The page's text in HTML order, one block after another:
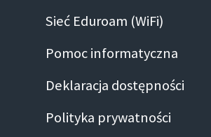
Sieć Eduroam (WiFi)
Pomoc informatyczna
Deklaracja dostępności
Polityka prywatności